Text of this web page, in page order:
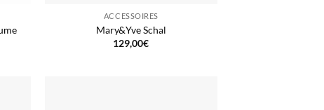
ACCESSOIRES
Mary&Yve Schal
129,00€